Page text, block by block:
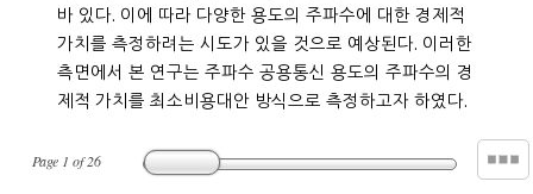
Page 1 of26
바 있다. 이에 따라 다양한 용도의 주파수에 대한 경제적
가치를 측정하려는 시도가 있을 것으로 예상된다. 이러한
측면에서 본 연구는 주파수 공용통신 용도의 주파수의 경
제적 가치를 최소비용대안 방식으로 측정하고자 하였다.